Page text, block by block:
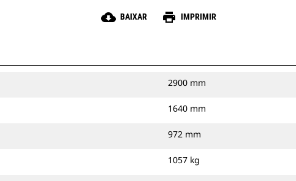
cloud_download BAIXAR print IMPRIMIR
2900 mm
1640 mm
972 mm
1057 kg